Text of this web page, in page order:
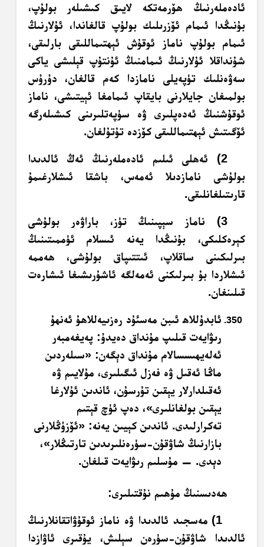
ئادەملەرنىڭ ھۆرمەتكە لايىق كىشىلەر بولۇپ،
بۇنىڭدا ئىمام ئۆزرىلىك بولۇپ قالغاندا، ئۇلارنىڭ
ئىمام بولۇپ ناماز ئوقۇش ئېھتىماللىقى بارلىقى،
شۇنداقلا ئۇلارنىڭ ئىمامنىڭ ئۇنتۇپ قېلىشى ياكى
سەۋەنلىك تۈپەيلى نامازدا كەم قالغان، دۇرۇس
بولمىغان جايلارنى بايقاپ ئىمامغا ئېيتىشى، ناماز
ئوقۇشنىڭ ئەدەپلىرى ۋە سۈپەتلىرىنى كىشىلەرگە
ئۆگىتىش ئېھتىماللىقى كۆزدە تۇتۇلغان.
2) ئەھلى ئىلىم ئادەملەرنىڭ ئەڭ ئالدىدا
بولۇشى نامازدىلا ئەمەس، باشقا ئىشلارغىمۇ
قارىتىلغانلىقى.
3) ناماز سېپىنىڭ تۈز، باراۋەر بولۇشى
كېرەكلىكى، بۇنىڭدا يەنە ئىسلام ئۈممىتىنىڭ
بىرلىكىنى ساقلاپ، ئىتتىپاق بولۇشى، ھەممە
ئىشلاردا بۇ بىرلىكنى ئەمەلگە ئاشۇرىشىغا ئىشارەت
قىلىنغان.
ئابدۇللاھ ئىبن مەسئۇد رەزىيەللاھۇ ئەنھۇ
رىۋايەت قىلىپ مۇنداق دەيدۇ: پەيغەمبەر
ئەلەيھىسسالام مۇنداق دېگەن: «سىلەردىن
ماڭا ئەقىل ۋە فەزل ئىگىلىرى، مۇلايىم ۋە
ئەقىلدارلار يېقىن تۇرسۇن، ئاندىن ئۇلارغا
يېقىن بولغانلىرى»، دەپ ئۈچ قېتىم
تەكرارلىدى. ئاندىن كېيىن يەنە: «ئۆزۈڭلارنى
بازارنىڭ شاۋقۇن-سۈرەنلىرىدىن تارتىڭلار»،
دېدى. — مۇسلىم رىۋايەت قىلغان.
ھەدىسنىڭ مۇھىم نۇقتىلىرى:
1) مەسجىد ئالدىدا ۋە ناماز ئوقۇۋاتقانلارنىڭ
ئالدىدا شاۋقۇن-سۈرەن سېلىش، يۇقىرى ئاۋازدا